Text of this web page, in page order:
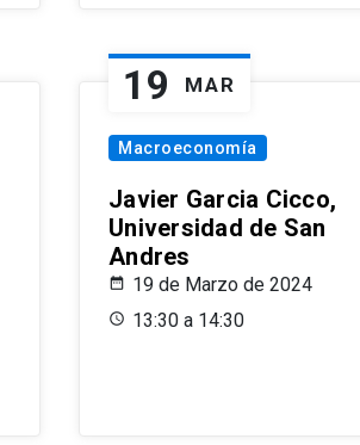
19 MAR
Macroeconomía
Javier Garcia Cicco,
Universidad de San
Andres
19 de Marzo de 2024
13:30 a 14:30